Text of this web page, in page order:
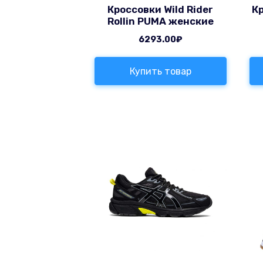
Кроссовки Wild Rider
Rollin PUMA женские
6293.00₽
Купить товар